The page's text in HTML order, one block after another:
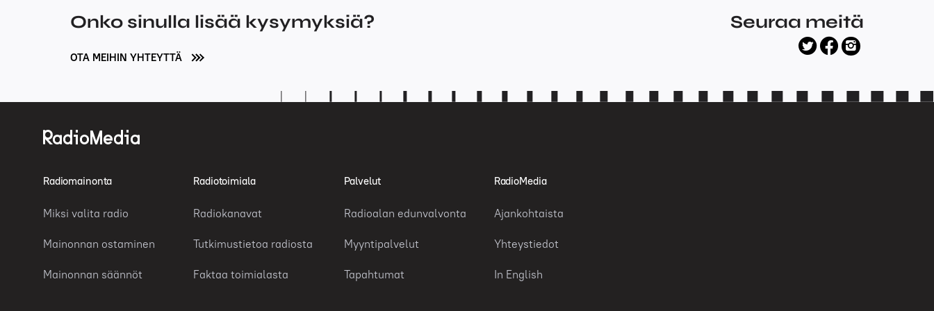
Onko sinulla lisää kysymyksiä?
OTA MEIHIN YHTEYTTÄ
Seuraa meitä
twitter
facebook
instagram
Radiomainonta
Miksi valita radio
Mainonnan ostaminen
Mainonnan säännöt
Radiotoimiala
Radiokanavat
Tutkimustietoa radiosta
Faktaa toimialasta
Palvelut
Radioalan edunvalvonta
Myyntipalvelut
Tapahtumat
RadioMedia
Ajankohtaista
Yhteystiedot
In English